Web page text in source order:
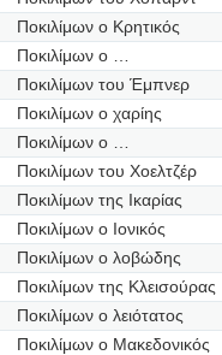
Ποκιλίμων ο Κρητικός
Ποκιλίμων ο …
Ποκιλίμων του Έμπνερ
Ποκιλίμων ο χαρίης
Ποκιλίμων ο …
Ποκιλίμων του Χοελτζέρ
Ποκιλίμων της Ικαρίας
Ποκιλίμων ο Ιονικός
Ποκιλίμων ο λοβώδης
Ποκιλίμων της Κλεισούρας
Ποκιλίμων ο λειότατος
Ποκιλίμων ο Μακεδονικός